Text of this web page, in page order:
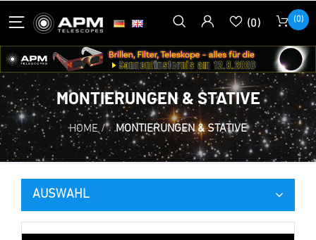
(0) (0)
MONTIERUNGEN & STATIVE
HOME / MONTIERUNGEN & STATIVE
AUSWAHL